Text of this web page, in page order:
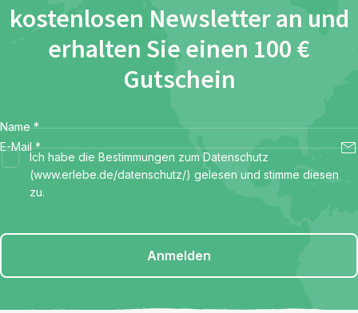
kostenlosen Newsletter an und
erhalten Sie einen 100 €
Gutschein
Name *
E-Mail *
Ich habe die Bestimmungen zum Datenschutz
(www.erlebe.de/datenschutz/) gelesen und stimme diesen
zu.
Anmelden